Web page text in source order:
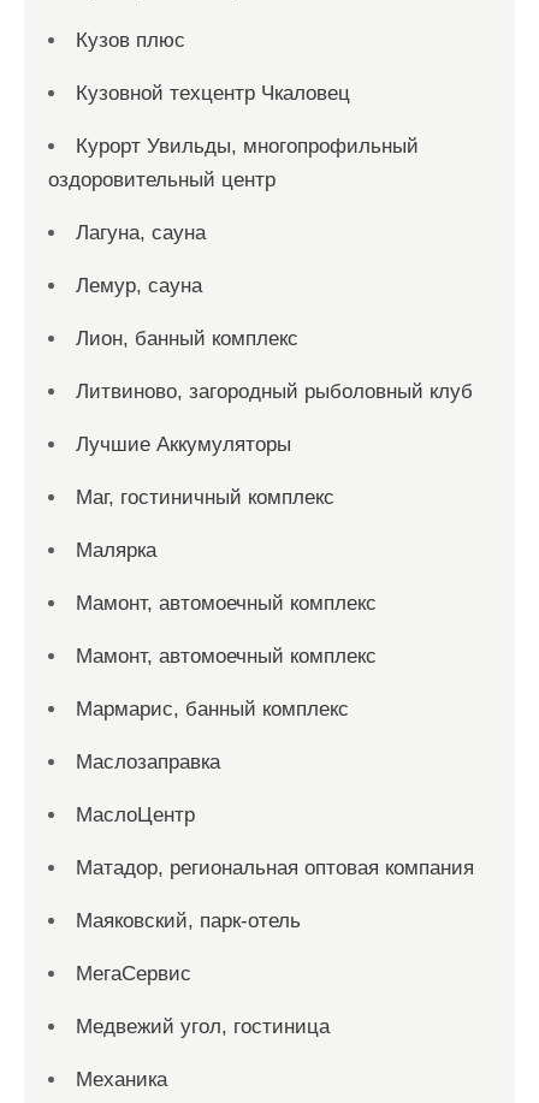
Кузов плюс
Кузовной техцентр Чкаловец
Курорт Увильды, многопрофильный
оздоровительный центр
Лагуна, сауна
Лемур, сауна
Лион, банный комплекс
Литвиново, загородный рыболовный клуб
Лучшие Аккумуляторы
Маг, гостиничный комплекс
Малярка
Мамонт, автомоечный комплекс
Мамонт, автомоечный комплекс
Мармарис, банный комплекс
Маслозаправка
МаслоЦентр
Матадор, региональная оптовая компания
Маяковский, парк-отель
МегаСервис
Медвежий угол, гостиница
Механика